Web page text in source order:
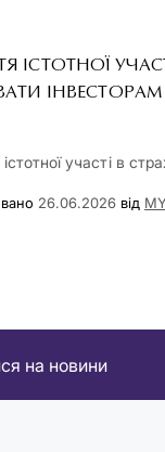
ІСТОТНОЇ
ІНВЕСТОРАМ
участі в
26.06.2026 від
на новини